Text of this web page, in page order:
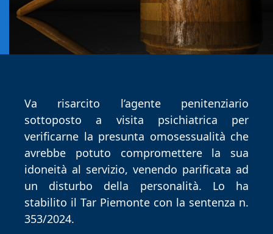
Va risarcito l’agente penitenziario
sottoposto a visita psichiatrica per
verificarne la presunta omosessualità che
avrebbe potuto compromettere la sua
idoneità al servizio, venendo parificata ad
un disturbo della personalità. Lo ha
stabilito il Tar Piemonte con la sentenza n.
353/2024.